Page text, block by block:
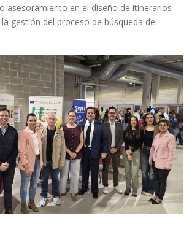
asesoramiento en el diseño de itinerarios
gestión del proceso de búsqueda de